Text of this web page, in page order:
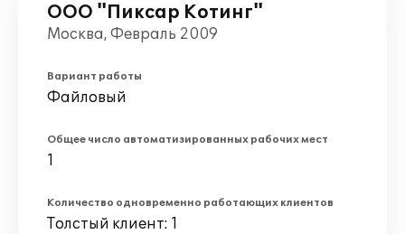
ООО "Пиксар Котинг"
Москва, Февраль 2009
Вариант работы
Файловый
Общее число автоматизированных рабочих мест
1
Количество одновременно работающих клиентов
Толстый клиент: 1